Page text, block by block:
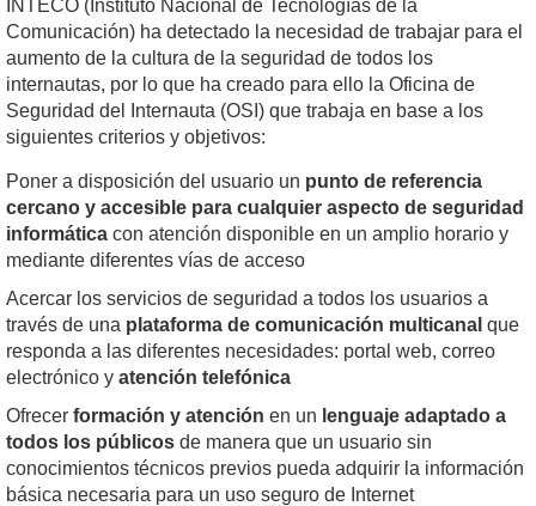
INTECO (Instituto Nacional de Tecnologías de la
Comunicación) ha detectado la necesidad de trabajar para el
aumento de la cultura de la seguridad de todos los
internautas, por lo que ha creado para ello la Oficina de
Seguridad del Internauta (OSI) que trabaja en base a los
siguientes criterios y objetivos:
Poner a disposición del usuario un punto de referencia
cercano y accesible para cualquier aspecto de seguridad
informática con atención disponible en un amplio horario y
mediante diferentes vías de acceso
Acercar los servicios de seguridad a todos los usuarios a
través de una plataforma de comunicación multicanal que
responda a las diferentes necesidades: portal web, correo
electrónico y atención telefónica
Ofrecer formación y atención en un lenguaje adaptado a
todos los públicos de manera que un usuario sin
conocimientos técnicos previos pueda adquirir la información
básica necesaria para un uso seguro de Internet